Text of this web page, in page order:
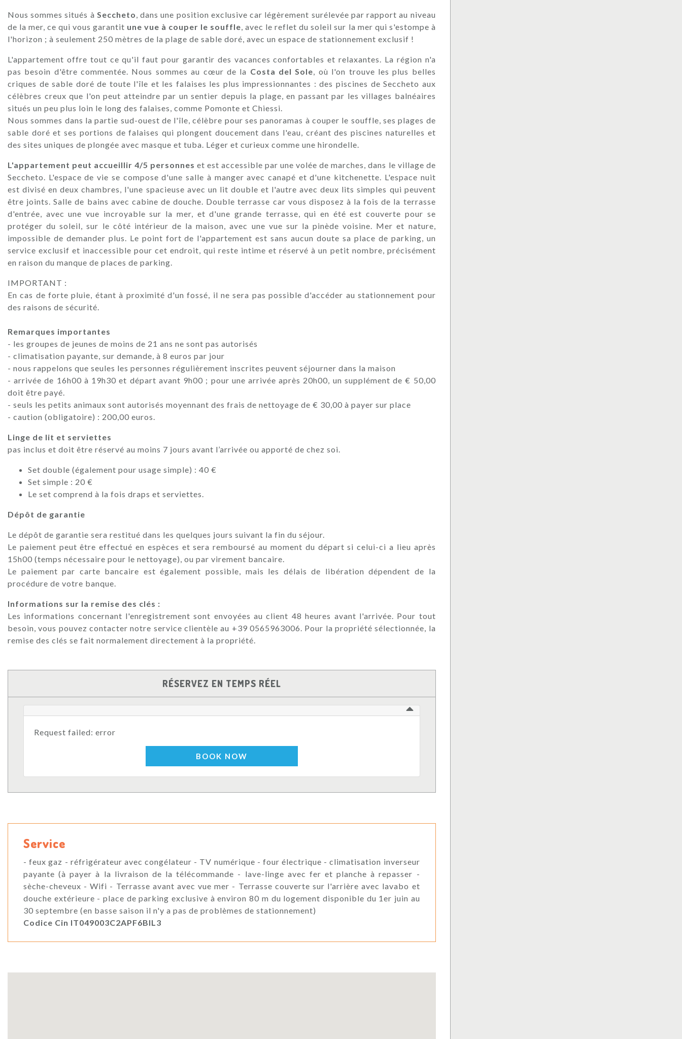
Nous sommes situés à Seccheto, dans une position exclusive car légèrement surélevée par rapport au niveau
de la mer, ce qui vous garantit une vue à couper le souffle, avec le reflet du soleil sur la mer qui s'estompe à
l'horizon ; à seulement 250 mètres de la plage de sable doré, avec un espace de stationnement exclusif !
L'appartement offre tout ce qu'il faut pour garantir des vacances confortables et relaxantes. La région n'a
pas besoin d'être commentée. Nous sommes au cœur de la Costa del Sole, où l'on trouve les plus belles
criques de sable doré de toute l'île et les falaises les plus impressionnantes : des piscines de Seccheto aux
célèbres creux que l'on peut atteindre par un sentier depuis la plage, en passant par les villages balnéaires
situés un peu plus loin le long des falaises, comme Pomonte et Chiessi.
Nous sommes dans la partie sud-ouest de l'île, célèbre pour ses panoramas à couper le souffle, ses plages de
sable doré et ses portions de falaises qui plongent doucement dans l'eau, créant des piscines naturelles et
des sites uniques de plongée avec masque et tuba. Léger et curieux comme une hirondelle.
L'appartement peut accueillir 4/5 personneset est accessible par une volée de marches, dans le village de
Seccheto. L'espace de vie se compose d'une salle à manger avec canapé et d'une kitchenette. L'espace nuit
est divisé en deux chambres, l'une spacieuse avec un lit double et l'autre avec deux lits simples qui peuvent
être joints. Salle de bains avec cabine de douche. Double terrasse car vous disposez à la fois de la terrasse
d'entrée, avec une vue incroyable sur la mer, et d'une grande terrasse, qui en été est couverte pour se
protéger du soleil, sur le côté intérieur de la maison, avec une vue sur la pinède voisine. Mer et nature,
impossible de demander plus. Le point fort de l'appartement est sans aucun doute sa place de parking, un
service exclusif et inaccessible pour cet endroit, qui reste intime et réservé à un petit nombre, précisément
en raison du manque de places de parking.
IMPORTANT :
En cas de forte pluie, étant à proximité d'un fossé, il ne sera pas possible d'accéder au stationnement pour
des raisons de sécurité.
Remarques importantes
- les groupes de jeunes de moins de 21 ans ne sont pas autorisés
- climatisation payante, sur demande, à 8 euros par jour
- nous rappelons que seules les personnes régulièrement inscrites peuvent séjourner dans la maison
- arrivée de 16h00 à 19h30 et départ avant 9h00 ; pour une arrivée après 20h00, un supplément de € 50,00
doit être payé.
- seuls les petits animaux sont autorisés moyennant des frais de nettoyage de € 30,00 à payer sur place
- caution (obligatoire) : 200,00 euros.
Linge de lit et serviettes
pas inclus et doit être réservé au moins 7 jours avant l’arrivée ou apporté de chez soi.
Set double (également pour usage simple) : 40 €
Set simple : 20 €
Le set comprend à la fois draps et serviettes.
Dépôt de garantie
Le dépôt de garantie sera restitué dans les quelques jours suivant la fin du séjour.
Le paiement peut être effectué en espèces et sera remboursé au moment du départ si celui-ci a lieu après
15h00 (temps nécessaire pour le nettoyage), ou par virement bancaire.
Le paiement par carte bancaire est également possible, mais les délais de libération dépendent de la
procédure de votre banque.
Informations sur la remise des clés :
Les informations concernant l'enregistrement sont envoyées au client 48 heures avant l'arrivée. Pour tout
besoin, vous pouvez contacter notre service clientèle au +39 0565963006. Pour la propriété sélectionnée, la
remise des clés se fait normalement directement à la propriété.
RÉSERVEZ EN TEMPS RÉEL
Request failed: error
BOOK NOW
Service
- feux gaz - réfrigérateur avec congélateur - TV numérique - four électrique - climatisation inverseur
payante (à payer à la livraison de la télécommande - lave-linge avec fer et planche à repasser -
sèche-cheveux - Wifi - Terrasse avant avec vue mer - Terrasse couverte sur l'arrière avec lavabo et
douche extérieure - place de parking exclusive à environ 80 m du logement disponible du 1er juin au
30 septembre (en basse saison il n'y a pas de problèmes de stationnement)
Codice Cin IT049003C2APF6BIL3